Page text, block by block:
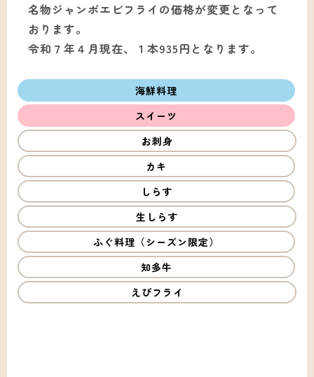
名物ジャンボエビフライの価格が変更となって
おります。
令和７年４月現在、１本935円となります。
海鮮料理
スイーツ
お刺身
カキ
しらす
生しらす
ふぐ料理（シーズン限定）
知多牛
えびフライ